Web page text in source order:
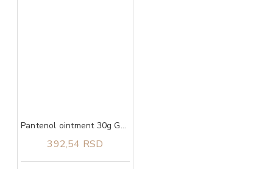
Pantenol ointment 30g GALENIKA
392,54 RSD